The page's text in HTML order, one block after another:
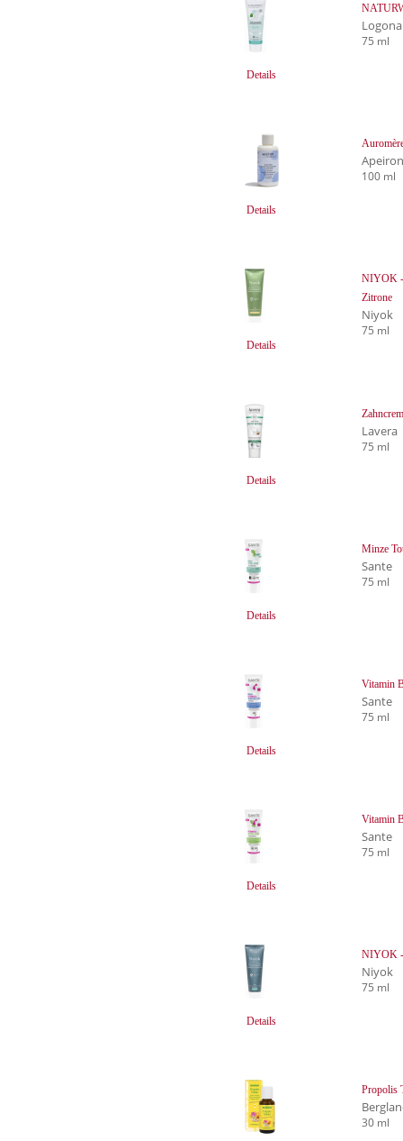
Details
Logona
75 ml
Details
Apeiron
100 ml
Details
NIYOK -
Zitrone
Niyok
75 ml
Details
Lavera
75 ml
Details
Minze
Sante
75 ml
Details
Vitamin
Sante
75 ml
Details
Vitamin
Sante
75 ml
Details
NIYOK -
Niyok
75 ml
Propolis
30 ml